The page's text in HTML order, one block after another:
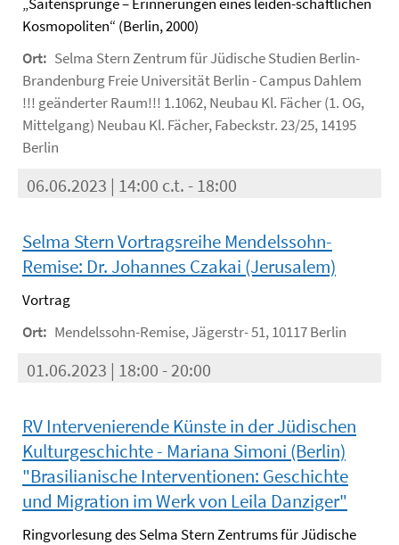
Kosmopoliten“ (Berlin, 2000)
Ort: Selma Stern Zentrum für Jüdische Studien Berlin-
Brandenburg Freie Universität Berlin - Campus Dahlem
!!! geänderter Raum!!! 1.1062, Neubau Kl. Fächer (1. OG,
Mittelgang) Neubau Kl. Fächer, Fabeckstr. 23/25, 14195
Berlin
06.06.2023 | 14:00 c.t. - 18:00
Selma Stern Vortragsreihe Mendelssohn-
Remise: Dr. Johannes Czakai (Jerusalem)
Vortrag
Ort: Mendelssohn-Remise, Jägerstr- 51, 10117 Berlin
01.06.2023 | 18:00 - 20:00
RV Intervenierende Künste in der Jüdischen
Kulturgeschichte - Mariana Simoni (Berlin)
"Brasilianische Interventionen: Geschichte
und Migration im Werk von Leila Danziger"
Ringvorlesung des Selma Stern Zentrums für Jüdische